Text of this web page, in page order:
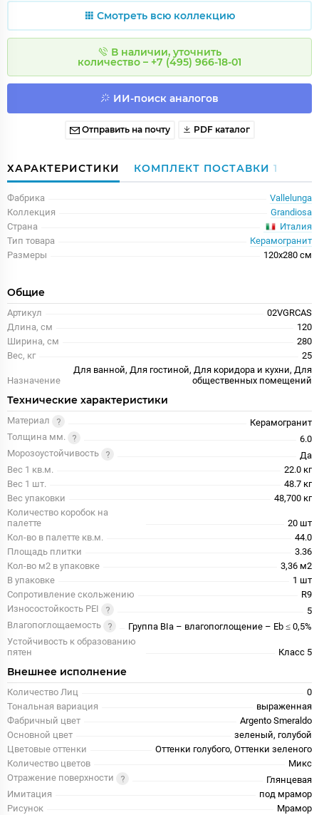
Смотреть всю коллекцию
В наличии, уточнить
количество – +7 (495) 966-18-01
ИИ-поиск аналогов
Отправить на почту PDF каталог
ХАРАКТЕРИСТИКИ КОМПЛЕКТ ПОСТАВКИ 1
Фабрика
Vallelunga
Коллекция
Grandiosa
Страна
Италия
Тип товара
Керамогранит
Размеры
120x280 см
Общие
Артикул
02VGRCAS
Длина, см
120
Ширина, см
280
Вес, кг
25
Назначение
Для ванной, Для гостиной, Для коридора и кухни, Для
общественных помещений
Технические характеристики
Материал
Керамогранит
Толщина мм.
6.0
Морозоустойчивость
Да
Вес 1 кв.м.
22.0 кг
Вес 1 шт.
48.7 кг
Вес упаковки
48,700 кг
Количество коробок на
палетте
20 шт
Кол-во в палетте кв.м.
44.0
Площадь плитки
3.36
Кол-во м2 в упаковке
3,36 м2
В упаковке
1 шт
Сопротивление скольжению
R9
Износостойкость PEI
5
Влагопоглощаемость
Группа BIa – влагопоглощение – Eb ≤ 0,5%
Устойчивость к образованию
пятен
Класс 5
Внешнее исполнение
Количество Лиц
0
Тональная вариация
выраженная
Фабричный цвет
Argento Smeraldo
Основной цвет
зеленый, голубой
Цветовые оттенки
Оттенки голубого, Оттенки зеленого
Количество цветов
Микс
Отражение поверхности
Глянцевая
Имитация
под мрамор
Рисунок
Мрамор